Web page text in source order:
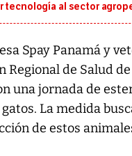
tecnología al sector
Spay Panamá y
Regional de Salud
una jornada de
La medida
de estos